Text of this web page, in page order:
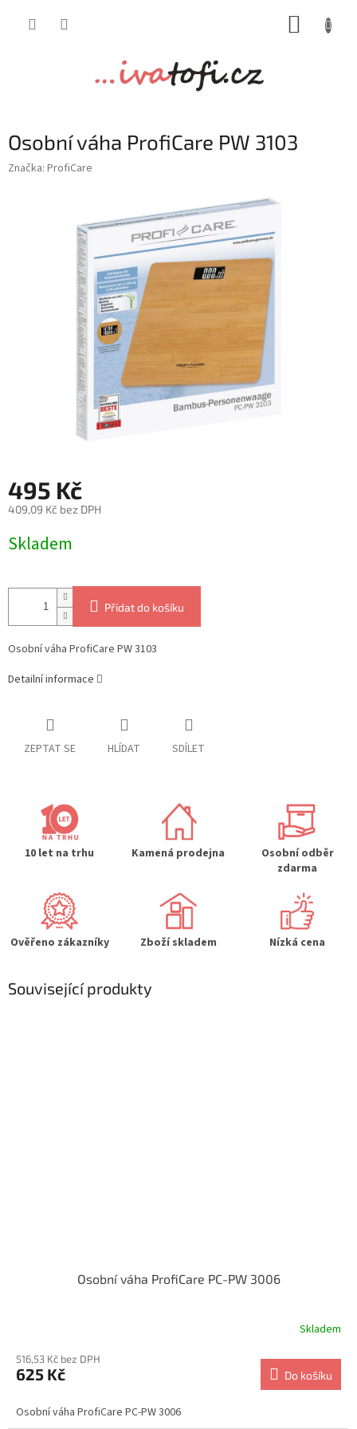
Osobní váha ProfiCare PW 3103
Značka: ProfiCare
495 Kč
409,09 Kč bez DPH
cena:
Skladem
Přidat do košíku
Osobní váha ProfiCare PW 3103
Detailní informace
ZEPTAT SE HLÍDAT SDÍLET
10 let na trhu Kamená prodejna
Osobní odběr
zdarma
Ověřeno zákazníky Zboží skladem Nízká cena
Související produkty
Osobní váha ProfiCare PC-PW 3006
Skladem
516,53 Kč bez DPH
625 Kč Do košíku
Osobní váha ProfiCare PC-PW 3006